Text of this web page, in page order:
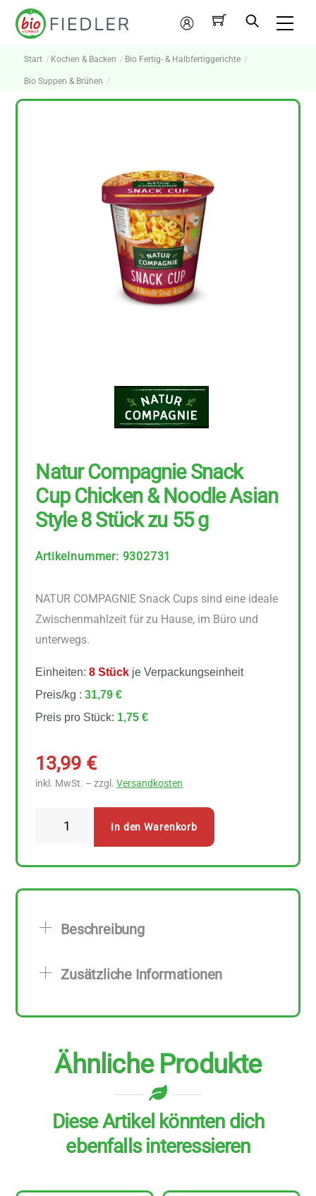
Skip
Mein
Konto
Start Kochen & Backen Bio Fertig- & Halbfertiggerichte
Bio Suppen & Brühen
Natur Compagnie Snack
Cup Chicken & Noodle Asian
Style 8 Stück zu 55 g
Artikelnummer: 9302731
NATUR COMPAGNIE Snack Cups sind eine ideale
Zwischenmahlzeit für zu Hause, im Büro und
unterwegs.
Einheiten:8 Stück je Verpackungseinheit
Preis/kg :31,79 €
Preis pro Stück: 1,75 €
13,99 €
inkl. MwSt. – zzgl.Versandkosten
Style
Stück
In den Warenkorb
Beschreibung
Zusätzliche Informationen
Ähnliche Produkte
Diese Artikel könnten dich
ebenfalls interessieren